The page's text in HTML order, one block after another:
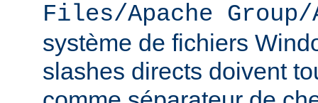
Files/Apache Group/
système de fichiers
slashes directs doivent